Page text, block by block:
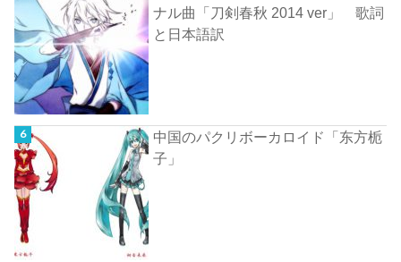
ナル曲「刀剣春秋 2014 ver」 歌詞
と日本語訳
中国のパクリボーカロイド「东方栀
子」